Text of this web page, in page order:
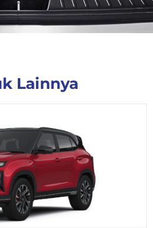
Lainnya